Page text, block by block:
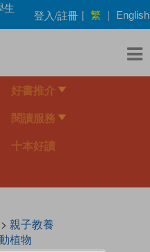
生
登入/註冊 | 繁 | English
好書推介
閱讀服務
十本好讀
> 親子教養
植物